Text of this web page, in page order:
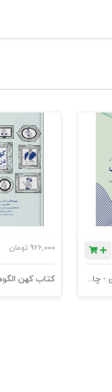
کتاب بازاریابی رفتاری - چاپ سوم
926,000 تومان